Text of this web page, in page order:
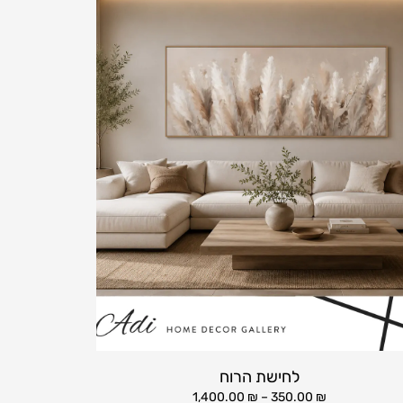
לחישת הרוח
350.00 ₪
–
1,400.00 ₪